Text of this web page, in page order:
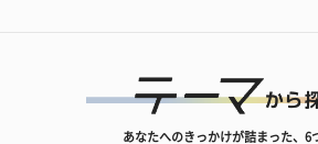
あなたへのきっかけが詰まった、6